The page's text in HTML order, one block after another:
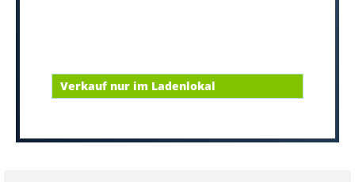
Verkauf nur im Ladenlokal